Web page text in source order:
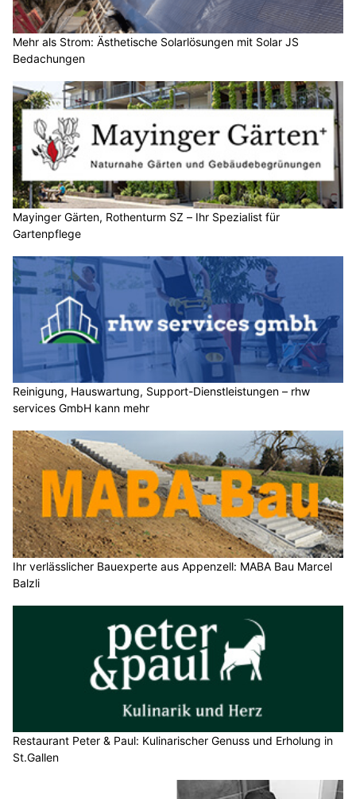
Mehr als Strom: Ästhetische Solarlösungen mit Solar JS
Bedachungen
Mayinger Gärten, Rothenturm SZ – Ihr Spezialist für
Gartenpflege
Reinigung, Hauswartung, Support-Dienstleistungen – rhw
services GmbH kann mehr
Ihr verlässlicher Bauexperte aus Appenzell: MABA Bau Marcel
Balzli
Restaurant Peter & Paul: Kulinarischer Genuss und Erholung in
St.Gallen